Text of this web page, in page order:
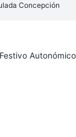
Concepción
Festivo Autonómico